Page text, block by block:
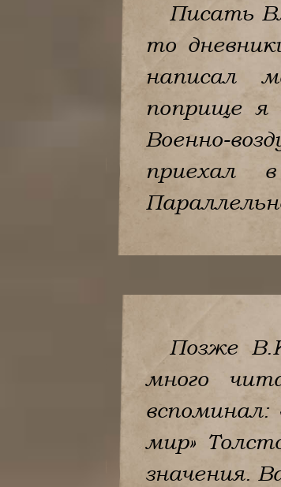
Писать
то
написал
поприще я
Военно-
приехал
Позже
много
мир»
значения.